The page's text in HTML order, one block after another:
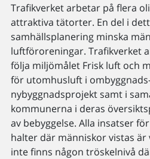
Trafikverket arbetar på flera
attraktiva tätorter. En del i
samhällsplanering minska
luftföroreningar. Trafikverket
följa miljömålet Frisk luft och
för utomhusluft i
nybyggnadsprojekt samt i
kommunerna i deras
av bebyggelse. Alla insatser
halter där människor vistas
inte finns någon tröskelnivå